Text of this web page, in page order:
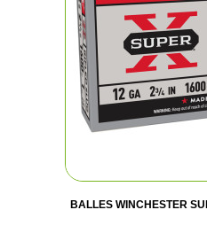
BALLES WINCHESTER